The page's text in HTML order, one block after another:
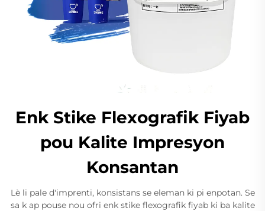
Enk Stike Flexografik Fiyab
pou Kalite Impresyon
Konsantan
Lè li pale d'imprenti, konsistans se eleman ki pi enpotan. Se
sa k ap pouse nou ofri enk stike flexografik fiyab ki ba kalite